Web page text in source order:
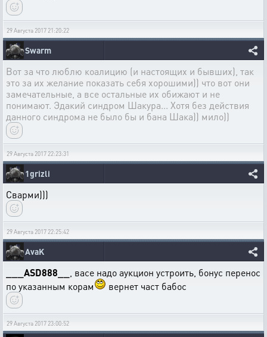
29 Августа 2017 21:20:22
Swarm
Вот за что люблю коалицию (и настоящих и бывших), так
это за их желание показать себя хорошими)) что вот они
замечательные, а все остальные их обижают и не
понимают. Эдакий синдром Шакура... Хотя без действия
данного синдрома не было бы и бана Шака)) мило))
29 Августа 2017 22:23:31
1grizli
Сварми)))
29 Августа 2017 22:25:42
AvaK
___ASD888__
, васе надо аукцион устроить, бонус перенос
по указанным корам
вернет част бабос
29 Августа 2017 23:00:52